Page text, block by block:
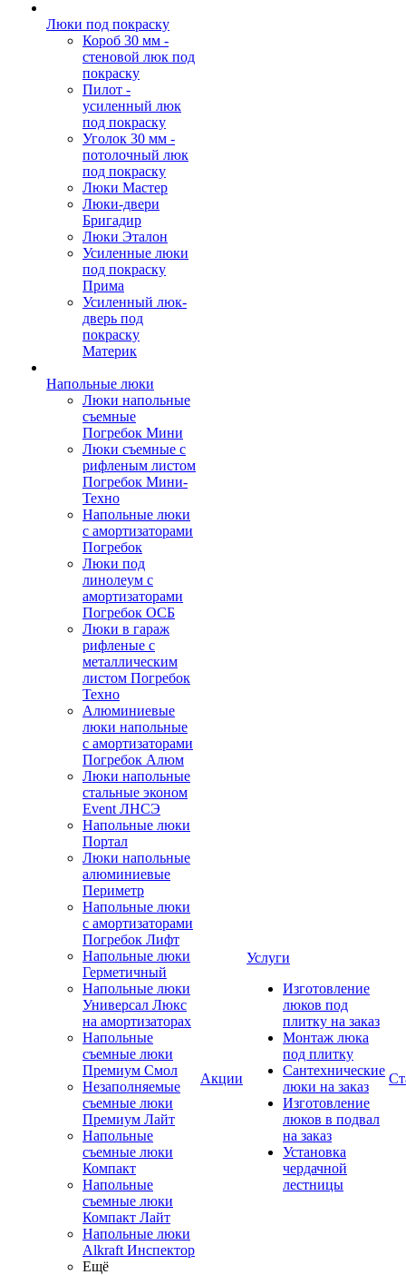
Люки под покраску
Короб 30 мм -
стеновой люк под
покраску
Пилот -
усиленный люк
под покраску
Уголок 30 мм -
потолочный люк
под покраску
Люки Мастер
Люки-двери
Бригадир
Люки Эталон
Усиленные люки
под покраску
Прима
Усиленный люк-
дверь под
покраску
Материк
Напольные люки
Люки напольные
съемные
Погребок Мини
Люки съемные с
рифленым листом
Погребок Мини-
Техно
Напольные люки
с амортизаторами
Погребок
Люки под
линолеум с
амортизаторами
Погребок ОСБ
Люки в гараж
рифленые с
металлическим
листом Погребок
Техно
Алюминиевые
люки напольные
с амортизаторами
Погребок Алюм
Люки напольные
стальные эконом
Event ЛНСЭ
Напольные люки
Портал
Люки напольные
алюминиевые
Периметр
Напольные люки
с амортизаторами
Погребок Лифт
Напольные люки
Герметичный
Напольные люки
Универсал Люкс
на амортизаторах
Напольные
съемные люки
Премиум Смол
Незаполняемые
съемные люки
Премиум Лайт
Напольные
съемные люки
Компакт
Напольные
съемные люки
Компакт Лайт
Напольные люки
Alkraft Инспектор
Ещё
Акции
Услуги
Изготовление
люков под
плитку на заказ
Монтаж люка
под плитку
Сантехнические
люки на заказ
Изготовление
люков в подвал
на заказ
Установка
чердачной
лестницы